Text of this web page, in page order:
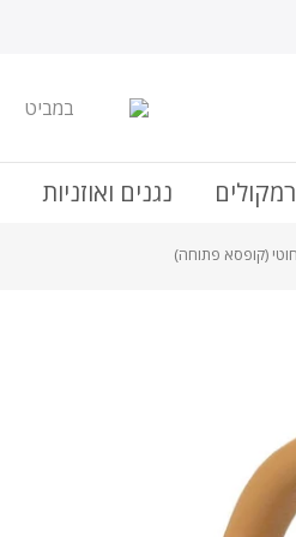
רמקולים נגנים ואוזניות